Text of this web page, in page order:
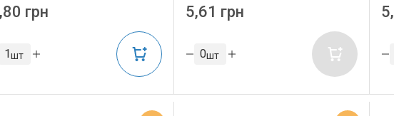
грн
шт
5,61 грн
шт